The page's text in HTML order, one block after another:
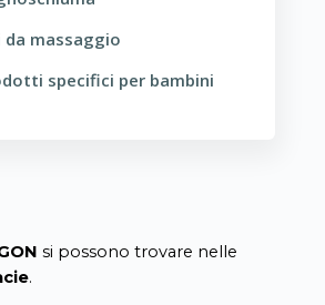
da massaggio
specifici per bambini
si possono trovare nelle
.